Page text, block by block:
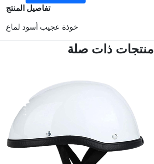
تفاصيل المنتج
خوذة عجيب أسود لماع
منتجات ذات صلة